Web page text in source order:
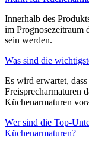
Innerhalb des
im Prognosezeitraum
sein werden.
Was sind die
Es wird erwartet,
Freisprecharmaturen
Küchenarmaturen
Wer sind die Top-
Küchenarmaturen?